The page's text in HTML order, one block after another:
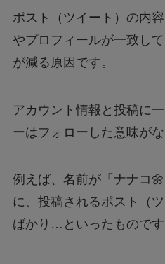
ポスト（ツイート）の内
やプロフィールが一致し
が減る原因です。
アカウント情報と投稿に
ーはフォローした意味が
例えば、名前が「ナナコ
に、投稿されるポスト（
ばかり…といったものです